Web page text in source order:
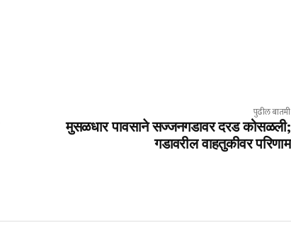
पुढील बातमी
मुसळधार पावसाने सज्जनगडावर दरड कोसळली;
गडावरील वाहतुकीवर परिणाम